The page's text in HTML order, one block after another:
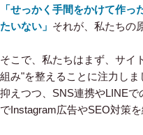
「せっかく手間をかけて作
たいない」 それが、私たちの
そこで、私たちはまず、サイ
組み"を整えることに注力し
抑えつつ、SNS連携やLINE
でInstagram広告やSEO対策